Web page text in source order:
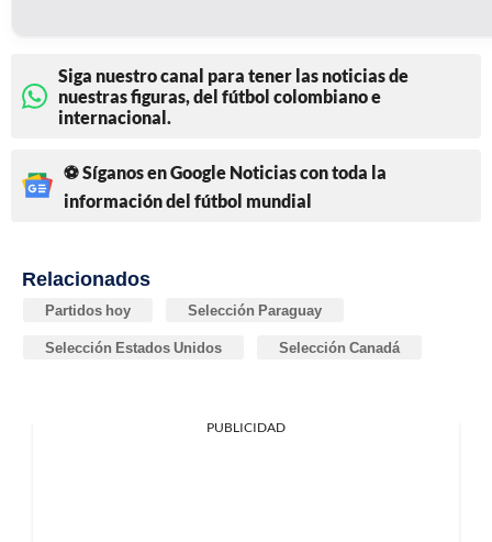
Siga nuestro canal para tener las noticias de
nuestras figuras, del fútbol colombiano e
internacional.
⚽ Síganos en Google Noticias con toda la
información del fútbol mundial
Relacionados
Partidos hoy Selección Paraguay
Selección Estados Unidos Selección Canadá
PUBLICIDAD